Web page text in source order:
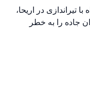
تیراندازی در اریحا،
جاده را به خطر
لبنان